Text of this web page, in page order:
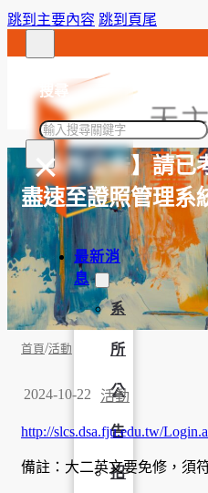
跳到主要內容 跳到頁尾
搜尋
搜
×
最新消
息
系
所
公
告
招
【系所公告】請已
盡速至證照管理系
首頁/活動
2024-10-22 活動
http://slcs.dsa.fju.edu.tw/
備註：大二英文要免修，須